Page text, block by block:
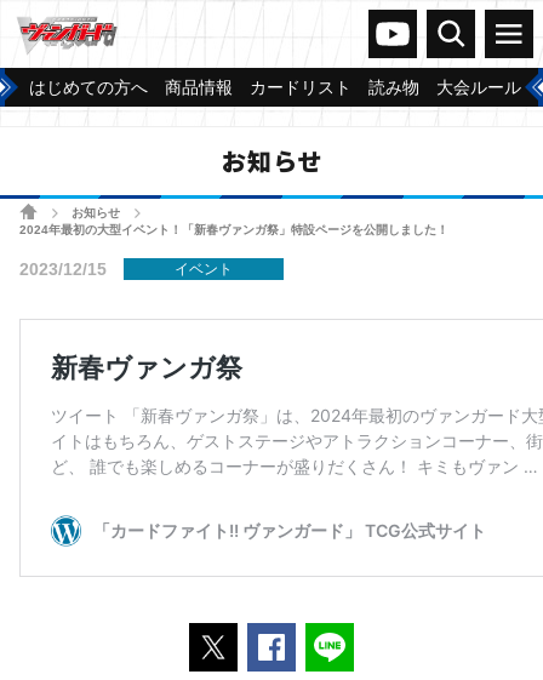
ヴァンガードch
検索 メニュー
はじめての方へ 商品情報 カードリスト 読み物 大会ルール
お知らせ
ホームお知らせ
2024年最初の大型イベント！「新春ヴァンガ祭」特設ページを公開しました！
2023/12/15 イベント
ポストするFacebookでシェアする